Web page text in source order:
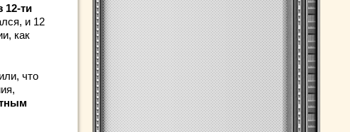
12-ти
и 12
как
что